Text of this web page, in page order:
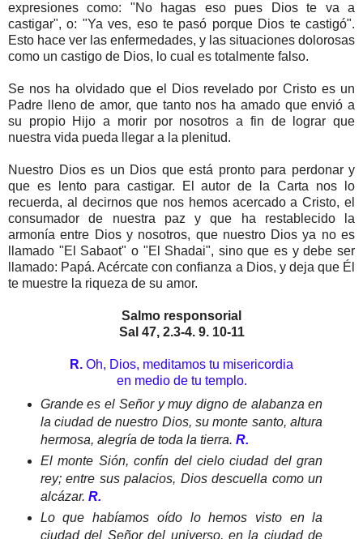
expresiones como: "No hagas eso pues Dios te va a
castigar", o: "Ya ves, eso te pasó porque Dios te castigó".
Esto hace ver las enfermedades, y las situaciones dolorosas
como un castigo de Dios, lo cual es totalmente falso.
Se nos ha olvidado que el Dios revelado por Cristo es un
Padre lleno de amor, que tanto nos ha amado que envió a
su propio Hijo a morir por nosotros a fin de lograr que
nuestra vida pueda llegar a la plenitud.
Nuestro Dios es un Dios que está pronto para perdonar y
que es lento para castigar. El autor de la Carta nos lo
recuerda, al decirnos que nos hemos acercado a Cristo, el
consumador de nuestra paz y que ha restablecido la
armonía entre Dios y nosotros, que nuestro Dios ya no es
llamado "El Sabaot" o "El Shadai", sino que es y debe ser
llamado: Papá. Acércate con confianza a Dios, y deja que Él
te muestre la riqueza de su amor.
Salmo responsorial
Sal 47, 2.3-4. 9. 10-11
R. Oh, Dios, meditamos tu misericordia
en medio de tu templo.
Grande es el Señor y muy digno de alabanza en
la ciudad de nuestro Dios, su monte santo, altura
hermosa, alegría de toda la tierra. R.
El monte Sión, confín del cielo ciudad del gran
rey; entre sus palacios, Dios descuella como un
alcázar. R.
Lo que habíamos oído lo hemos visto en la
ciudad del Señor del universo, en la ciudad de